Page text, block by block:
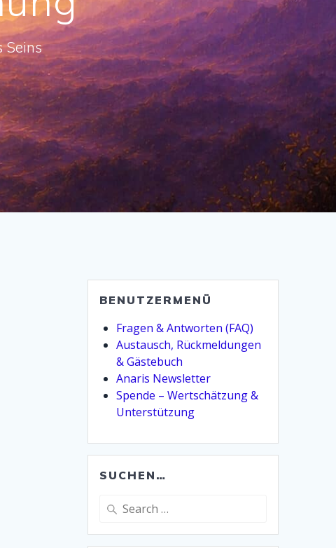
Seins
BENUTZERMENÜ
Fragen & Antworten (FAQ)
Austausch, Rückmeldungen
& Gästebuch
Anaris Newsletter
Spende – Wertschätzung &
Unterstützung
SUCHEN…
Search